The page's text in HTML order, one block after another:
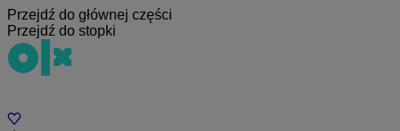
Przejdź do głównej części
Przejdź do stopki